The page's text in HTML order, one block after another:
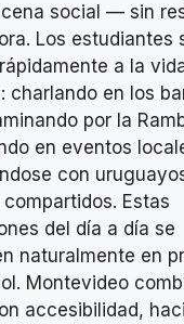
social — sin
Los estudiantes
a la
charlando en los
por la
en eventos
con
Estas
del día a día se
naturalmente en
Montevideo
accesibilidad,